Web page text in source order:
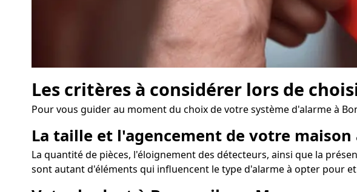
Les critères à considérer lors de
Pour vous guider au moment du choix de votre système d'alarme à
La taille et l'agencement de votre
La quantité de pièces, l'éloignement des détecteurs, ainsi que la
sont autant d'éléments qui influencent le type d'alarme à opter pour